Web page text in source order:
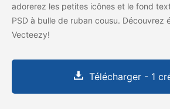
adorerez les petites icônes et le fond
PSD à bulle de ruban cousu. Découvrez
Vecteezy!
Télécharger - 1